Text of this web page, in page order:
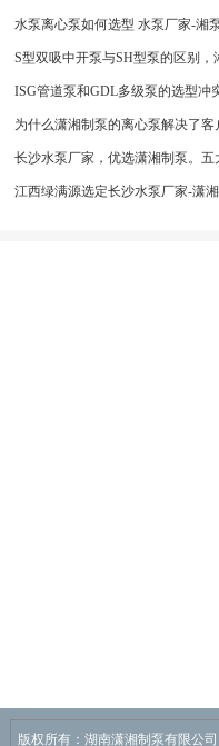
水泵离心泵如何选型 水泵厂家-湘
S型双吸中开泵与SH型泵的区别
ISG管道泵和GDL多级泵的选型冲
为什么潇湘制泵的离心泵解决了客
长沙水泵厂家，优选潇湘制泵。五
江西绿满源选定长沙水泵厂家-潇
版权所有：湖南潇湘制泵有限公司